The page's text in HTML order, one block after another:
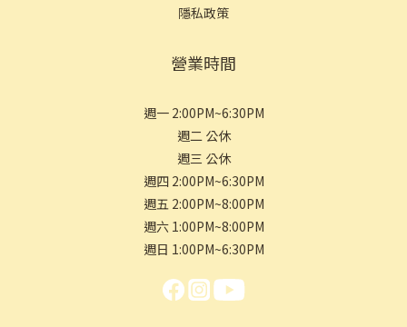
隱私政策
營業時間
週一 2:00PM~6:30PM
週二 公休
週三 公休
週四 2:00PM~6:30PM
週五 2:00PM~8:00PM
週六 1:00PM~8:00PM
週日 1:00PM~6:30PM